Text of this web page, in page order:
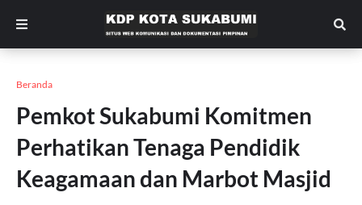
Beranda
Pemkot Sukabumi Komitmen
Perhatikan Tenaga Pendidik
Keagamaan dan Marbot Masjid